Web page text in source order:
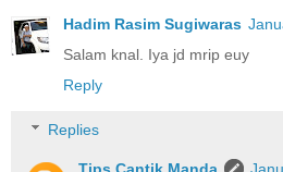
Hadim Rasim Sugiwaras
Salam knal. Iya jd mrip euy
Reply
Replies